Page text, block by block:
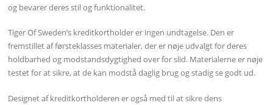
og bevarer deres stil og funktionalitet.
Tiger Of Sweden’s kreditkortholder er ingen undtagelse. Den er
fremstillet af førsteklasses materialer, der er nøje udvalgt for deres
holdbarhed og modstandsdygtighed over for slid. Materialerne er nøje
testet for at sikre, at de kan modstå daglig brug og stadig se godt ud.
Designet af kreditkortholderen er også med til at sikre dens